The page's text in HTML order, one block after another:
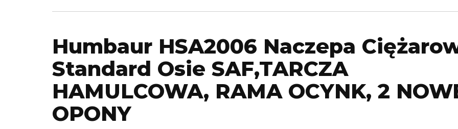
Humbaur HSA2006 Naczepa
Standard Osie SAF,TARCZA
HAMULCOWA, RAMA OCYNK, 2
OPONY